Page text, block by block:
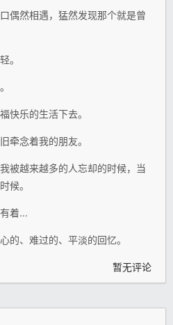
偶然相遇，猛然发现那个就是曾
。
快乐的生活下去。
牵念着我的朋友。
被越来越多的人忘却的时候，当
候。
着...
的、难过的、平淡的回忆。­
暂无评论